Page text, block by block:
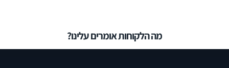
מה הלקוחות אומרים עלינו?